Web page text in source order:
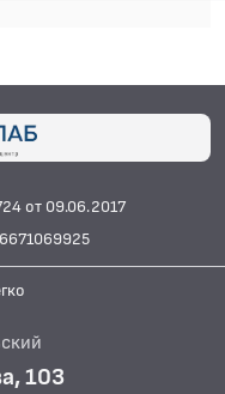
от 09.06.2017
103